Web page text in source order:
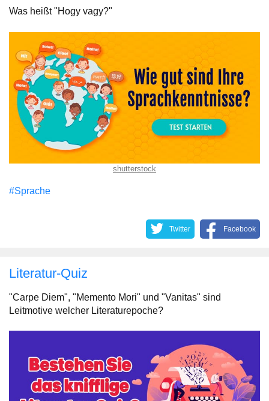
Was heißt "Hogy vagy?"
shutterstock
#Sprache
Twitter Facebook
Literatur-Quiz
"Carpe Diem", "Memento Mori" und "Vanitas" sind
Leitmotive welcher Literaturepoche?